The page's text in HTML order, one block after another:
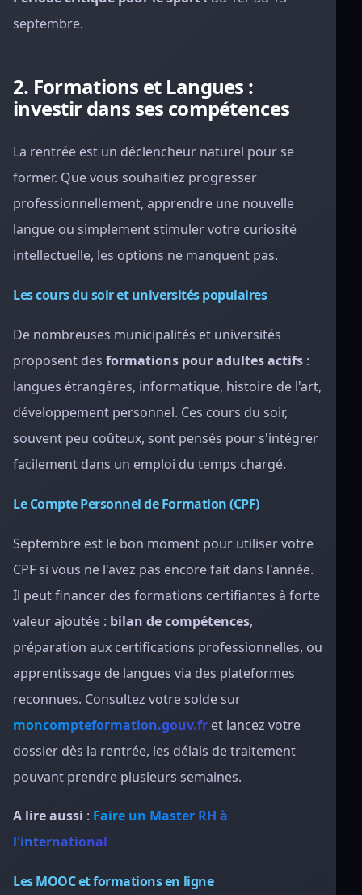
septembre.
2. Formations et Langues :
investir dans ses compétences
La rentrée est un déclencheur naturel pour se
former. Que vous souhaitiez progresser
professionnellement, apprendre une nouvelle
langue ou simplement stimuler votre curiosité
intellectuelle, les options ne manquent pas.
Les cours du soir et universités populaires
De nombreuses municipalités et universités
proposent des formations pour adultes actifs :
langues étrangères, informatique, histoire de l'art,
développement personnel. Ces cours du soir,
souvent peu coûteux, sont pensés pour s'intégrer
facilement dans un emploi du temps chargé.
Le Compte Personnel de Formation (CPF)
Septembre est le bon moment pour utiliser votre
CPF si vous ne l'avez pas encore fait dans l'année.
Il peut financer des formations certifiantes à forte
valeur ajoutée : bilan de compétences,
préparation aux certifications professionnelles, ou
apprentissage de langues via des plateformes
reconnues. Consultez votre solde sur
moncompteformation.gouv.fr et lancez votre
dossier dès la rentrée, les délais de traitement
pouvant prendre plusieurs semaines.
A lire aussi : Faire un Master RH à
l'international
Les MOOC et formations en ligne